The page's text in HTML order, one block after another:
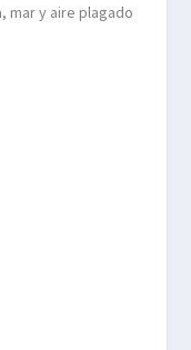
mar y aire plagado